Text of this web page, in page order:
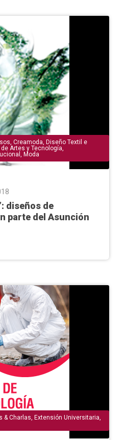
, Creamoda, Diseño Textil e
de Artes y Tecnología,
, Moda
diseños de
parte del Asunción
& Charlas, Extensión Universitaria,